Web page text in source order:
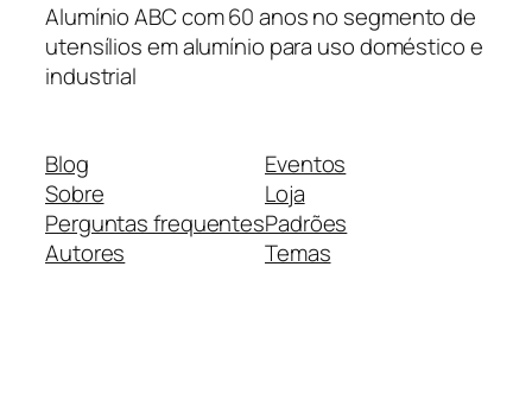
Alumínio ABC com 60 anos no segmento de
utensílios em alumínio para uso doméstico e
industrial
Blog
Sobre
Perguntas frequentes
Autores
Eventos
Loja
Padrões
Temas